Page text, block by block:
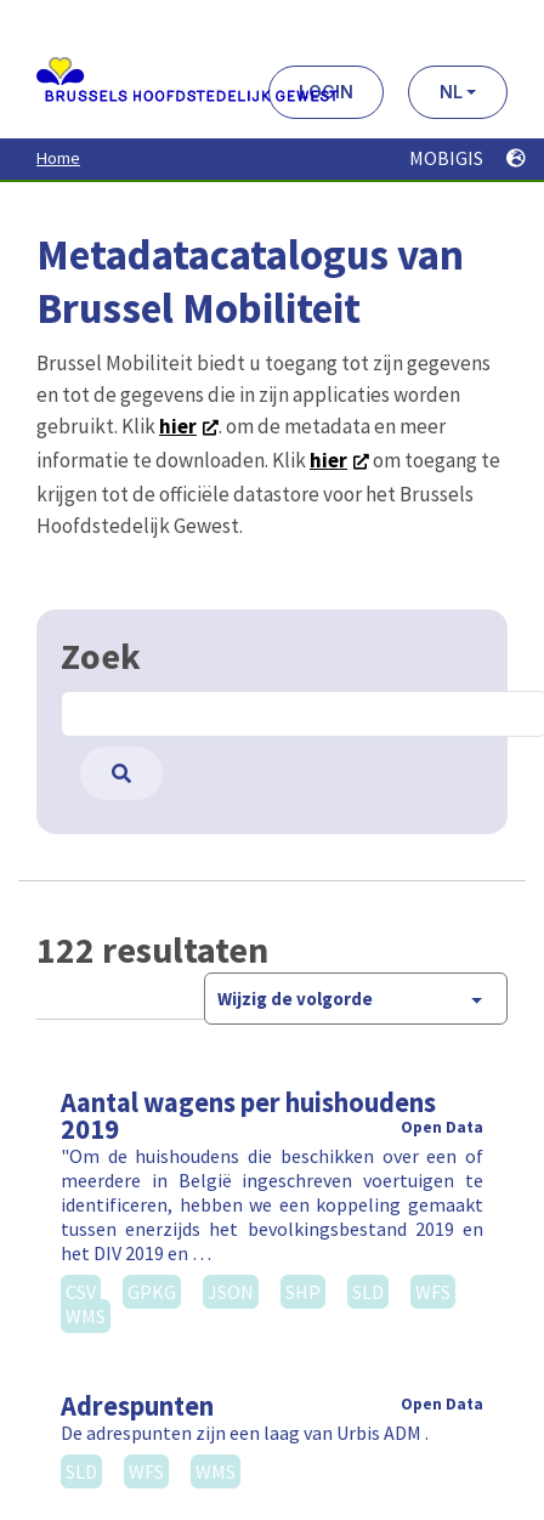
contenu
principal
LOGIN NL
Home MOBIGIS
Metadatacatalogus van
Brussel Mobiliteit
Brussel Mobiliteit biedt u toegang tot zijn gegevens
en tot de gegevens die in zijn applicaties worden
gebruikt. Klikhier
. om de metadata en meer
informatie te downloaden. Klikhier
om toegang te
krijgen tot de officiële datastore voor het Brussels
Hoofdstedelijk Gewest.
Zoek
122 resultaten
Wijzig de volgorde
Aantal wagens per huishoudens
2019 Open Data
"Om de huishoudens die beschikken over een of
meerdere in België ingeschreven voertuigen te
identificeren, hebben we een koppeling gemaakt
tussen enerzijds het bevolkingsbestand 2019 en
het DIV 2019 en …
CSV
GPKG JSON SHP SLD
WFS
WMS
Adrespunten Open Data
De adrespunten zijn een laag van Urbis ADM .
SLD
WFS WMS